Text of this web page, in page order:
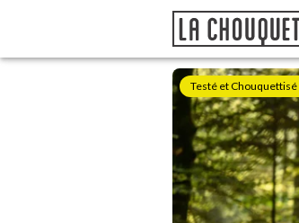
Testé et Chouquettisé